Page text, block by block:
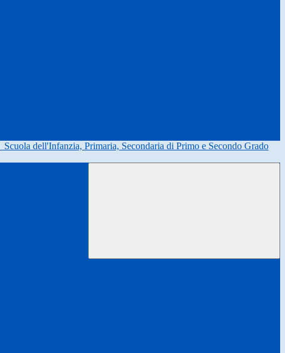
Scuola dell'Infanzia, Primaria, Secondaria di Primo e Secondo Grado